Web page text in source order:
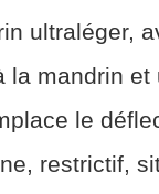
ultraléger,
la mandrin et
le
restrictif,